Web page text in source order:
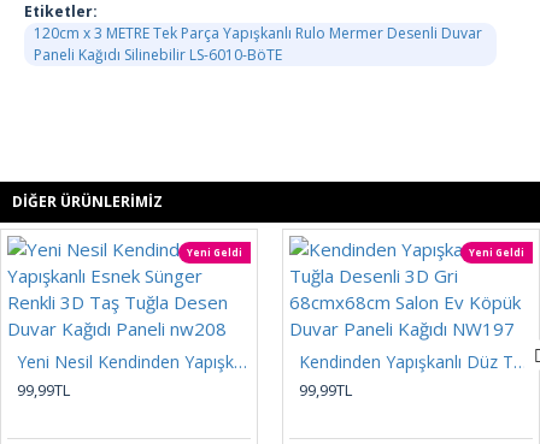
Etiketler:
120cm x 3 METRE Tek Parça Yapışkanlı Rulo Mermer Desenli Duvar
Paneli Kağıdı Silinebilir LS-6010-BöTE
DIĞER ÜRÜNLERIMIZ
Yeni Geldi
Yeni Nesil Kendinden Yapışkanlı Esnek Sünger Renkli 3D Taş Tuğla Desen Duvar Kağıdı Paneli nw208
99,99TL
Yeni Geldi
Kendinden Yapışkanlı Düz Tuğla Desenli 3D Gri 68cmx68cm Salon Ev Köpük Duvar Paneli Kağıdı NW197
99,99TL